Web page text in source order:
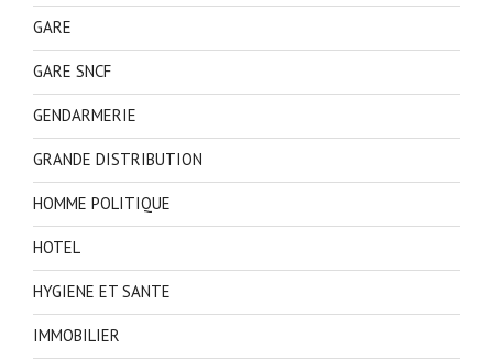
GARE
GARE SNCF
GENDARMERIE
GRANDE DISTRIBUTION
HOMME POLITIQUE
HOTEL
HYGIENE ET SANTE
IMMOBILIER